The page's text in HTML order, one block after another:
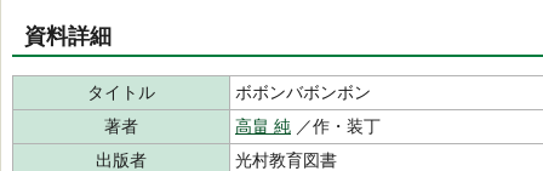
資料詳細
タイトル
ボボンバボンボン
著者
高畠 純 ／作・装丁
出版者
光村教育図書